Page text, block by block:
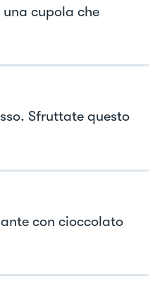
cupola che
Sfruttate questo
con cioccolato